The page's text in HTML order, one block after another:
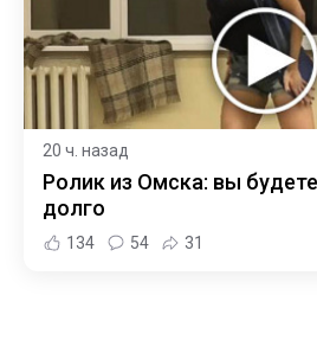
20 ч. назад
Ролик из Омска: вы
долго
134 54 31